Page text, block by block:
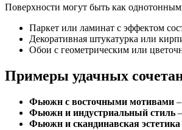
Поверхности могут быть как
Паркет или ламинат с эффектом
Декоративная штукатурка или
Обои с геометрическим или
Примеры удачных
Фьюжн с восточными мотивами
Фьюжн и индустриальный стиль
Фьюжн и скандинавская эстетика